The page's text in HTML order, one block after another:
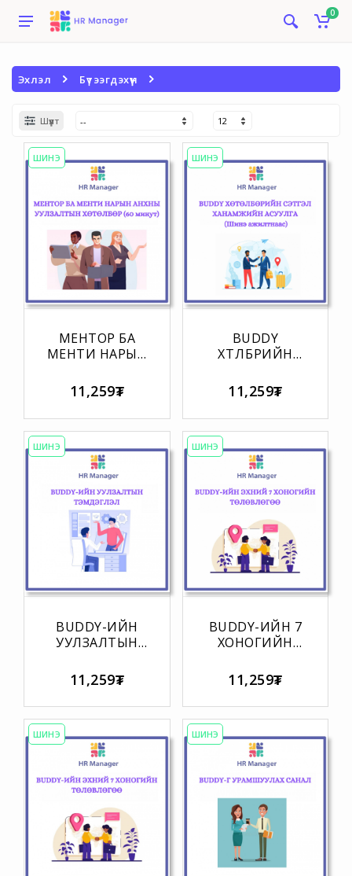
0
Эхлэл Бүтээгдэхүүн
Шүүлт
ШИНЭ
МЕНТОР БА
МЕНТИ НАРЫН
УУЛЗАЛТЫН
ХӨТӨЛБӨР (60
минут)
11,259₮
ШИНЭ
BUDDY
ХӨТӨЛБӨРИЙН
ХАНАМЖИЙН
АСУУЛГА
(Шинэ
ажилтнаас)
11,259₮
ШИНЭ
BUDDY-ИЙН
УУЛЗАЛТЫН
11,259₮
ШИНЭ
BUDDY-ИЙН 7
ХОНОГИЙН
ХУУДАС
(Менежерт)
11,259₮
ШИНЭ ШИНЭ